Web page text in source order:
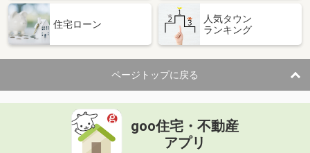
住宅ローン
人気タウン
ランキング
ページトップに戻る
goo住宅・不動産
アプリ